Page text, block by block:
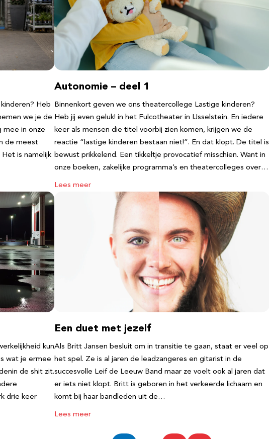
Heb
we je de
mee in onze
de meest
is namelijk
Autonomie – deel 1
Binnenkort geven we ons theatercollege Lastige kinderen?
Heb jij even geluk! in het Fulcotheater in IJsselstein. En iedere
keer als mensen die titel voorbij zien komen, krijgen we de
reactie “lastige kinderen bestaan niet!”. En dat klopt. De titel is
bewust prikkelend. Een tikkeltje provocatief misschien. Want in
onze boeken, zakelijke programma’s en theatercolleges over…
Lees meer
kun
wat je ermee
de shit zit.
drie keer
Een duet met jezelf
Als Britt Jansen besluit om in transitie te gaan, staat er veel op
het spel. Ze is al jaren de leadzangeres en gitarist in de
succesvolle Leif de Leeuw Band maar ze voelt ook al jaren dat
er iets niet klopt. Britt is geboren in het verkeerde lichaam en
komt bij haar bandleden uit de…
Lees meer